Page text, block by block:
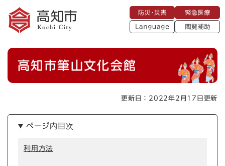
メニューを飛ばして本文へ
災
・
災
急
医
療
L
a
a
g
閲
助
本
高知市筆山文化会館
更新日：2022年2月17日更新
ページ内目次
利用方法